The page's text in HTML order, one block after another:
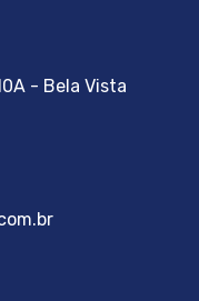
- Bela Vista